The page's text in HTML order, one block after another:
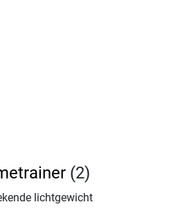
(2)
lichtgewicht